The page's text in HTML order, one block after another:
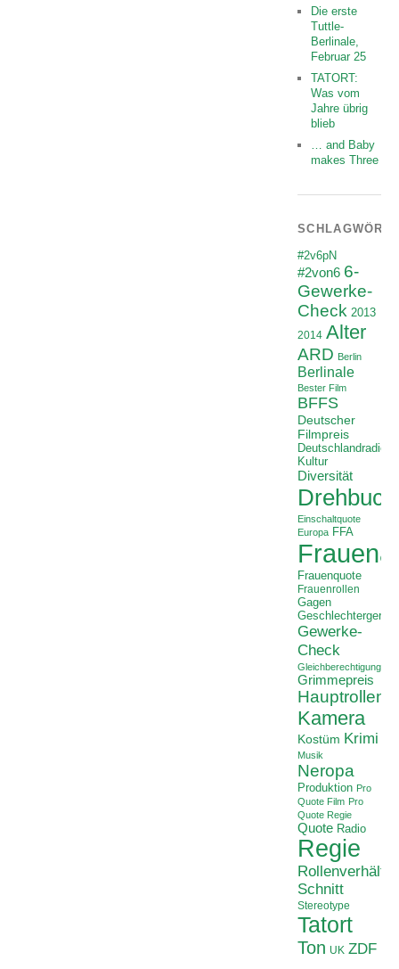
Die erste
Tuttle-
Berlinale,
Februar 25
TATORT:
Was vom
Jahre übrig
blieb
… and Baby
makes Three
#2v6pN
#2von6 6-
Gewerke-
Check 2013
2014 Alter
ARD Berlin
Berlinale
Bester Film
BFFS
Deutscher
Filmpreis
Deutschlandradio
Kultur
Diversität
Drehbuch
Einschaltquote
Europa FFA
Frauenquote
Frauenrollen
Gagen
Gewerke-
Check
Gleichberechtigung
Grimmepreis
Hauptrollen
Kamera
Kostüm Krimi
Musik
Neropa
Produktion Pro
Quote Film Pro
Quote Regie
Quote Radio
Regie
Schnitt
Stereotype
Tatort
Ton UK ZDF